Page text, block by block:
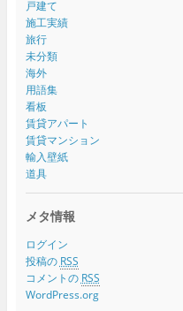
戸建て
施工実績
旅行
未分類
海外
用語集
看板
賃貸アパート
賃貸マンション
輸入壁紙
道具
メタ情報
ログイン
投稿の RSS
コメントの RSS
WordPress.org